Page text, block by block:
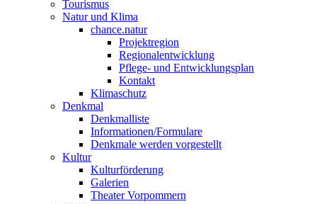
Tourismus
Natur und Klima
chance.natur
Projektregion
Regionalentwicklung
Pflege- und Entwicklungsplan
Kontakt
Klimaschutz
Denkmal
Denkmalliste
Informationen/Formulare
Denkmale werden vorgestellt
Kultur
Kulturförderung
Galerien
Theater Vorpommern